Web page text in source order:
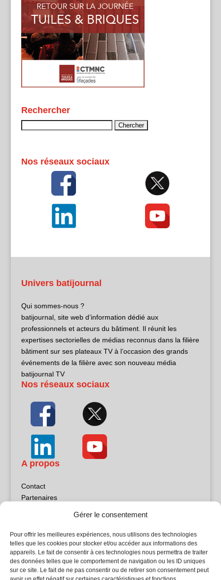
Gérer le consentement
Pour offrir les meilleures expériences, nous utilisons des technologies
telles que les cookies pour stocker et/ou accéder aux informations des
appareils. Le fait de consentir à ces technologies nous permettra de traiter
des données telles que le comportement de navigation ou les ID uniques
sur ce site. Le fait de ne pas consentir ou de retirer son consentement peut
Rechercher
Nos réseaux sociaux
Univers batijournal
Qui sommes-nous ?
batijournal, site web d’information dédié aux
professionnels et acteurs du bâtiment. Il réunit les
expertises sectorielles de médias reconnus dans la filière
bâtiment sur ses plateaux TV à l’occasion des grands
événements de la filière avec son nouveau média
batijournal TV
Nos réseaux sociaux
A propos
Contact
Partenaires
Politique de confidentialité
Sites partenaires
5Façades
Atrium Patrimoine